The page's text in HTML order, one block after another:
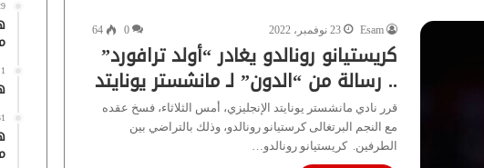
Esam 23 نوفمبر، 2022 0
64
كريستيانو رونالدو يغادر “أولد ترافورد”
.. رسالة من “الدون” لـ مانشستر يونايتد
قرر نادي مانشستر يونايتد الإنجليزي، أمس الثلاثاء، فسخ عقده
مع النجم البرتغالى كرستيانو رونالدو، وذلك بالتراضي بين
الطرفين. كريستيانو رونالدو…
29
1 نوفمبر، 2023
31